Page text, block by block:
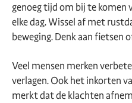
genoeg tijd om bij te komen
elke dag. Wissel af met
beweging. Denk aan fietsen
Veel mensen merken
verlagen. Ook het inkorten
merkt dat de klachten